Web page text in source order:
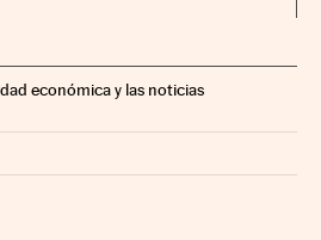
económica y las noticias
Facebook
en Twitter